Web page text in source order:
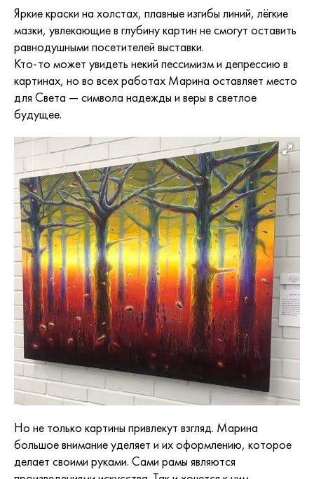
Яркие краски на холстах, плавные изгибы линий, лёгкие
мазки, увлекающие в глубину картин не смогут оставить
равнодушными посетителей выставки.
Кто-то может увидеть некий пессимизм и депрессию в
картинах, но во всех работах Марина оставляет место
для Света — символа надежды и веры в светлое
будущее.
Но не только картины привлекут взгляд. Марина
большое внимание уделяет и их оформлению, которое
делает своими руками. Сами рамы являются